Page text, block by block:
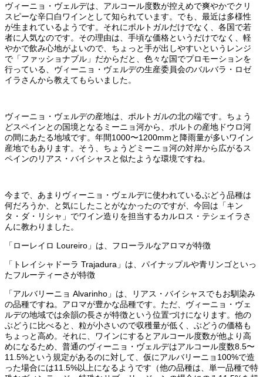
ヴィーニョ・ヴェルデは、アルコール度数が控えめで爽やかでクリ
スピーな辛口白ワインとして知られています。でも、最近は多様性
が生まれているようです。それにポルトガルだけでなく、各国で若
者に人気なのです。その理由は、手頃な価格というだけでなく、軽
やかで飲み心地がよいので、ちょっと手が出しやすいというレンジ
で「ファッショナブル」だからだと、色々な国でプロモーションを
行っている、ヴィーニョ・ヴェルデの生産委員会のバルバラ・ロゼ
イラさんから教えてもらいました。
ヴィーニョ・ヴェルデの産地は、ポルトガルの北の端です。ちょう
どスペインとの国境となるミーニョ河から、ポルトの産地ドウロ河
の間にあたる地域です。年間1000〜1200mmと降雨量が多いワイン
産地でもあります。そう、ちょうどミーニョ河の対岸から広がるス
ペインのリアス・バイシャスと似たような環境ですね。
今まで、あまりヴィーニョ・ヴェルデに使われているぶどう品種は
何だろうか、と気にしたことがなかったのですが、今回は「キン
タ・ダ・リシャ」でワイン造りを担当するカルロス・テシェイラさ
んに教わりました。
「ローレイロ Loureiro」は、フローラルなアロマが特徴
「トレイシャドーラ Trajadura」は、パイナップルや青リンゴといっ
たフルーティーさが特徴
「アルバリーニョ Alvarinho」は、リアス・バイシャスでもお馴染み
の品種ですね。アロマが豊かな品種です。ただ、ヴィーニョ・ヴェ
ルデの地域では余韻の長さが特徴という位置づけになります。他の
ぶどうに比べると、粒が小さいので収穫量が低く、ぶどうの価格も
ちょっと高め。それに、ワインにするとアルコール度数が他より高
めになるため、普通のヴィーニョ・ヴェルデはアルコール度数8.5〜
11.5%という規定があるのに対して、仮にアルバリーニョ100%で造
った場合には11.5%以上になるようです（他の品種は、単一品種で特